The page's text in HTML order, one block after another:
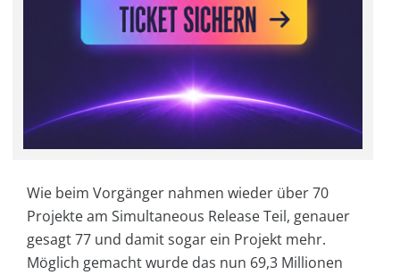
Wie beim Vorgänger nahmen wieder über 70
Projekte am Simultaneous Release Teil, genauer
gesagt 77 und damit sogar ein Projekt mehr.
Möglich gemacht wurde das nun 69,3 Millionen